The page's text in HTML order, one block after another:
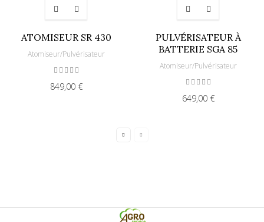
ATOMISEUR SR 430
Atomiseur/Pulvérisateur
849,00 €
PULVÉRISATEUR À
BATTERIE SGA 85
Atomiseur/Pulvérisateur
649,00 €